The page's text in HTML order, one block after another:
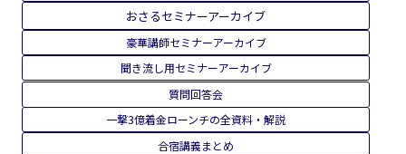
おさるセミナーアーカイブ
豪華講師セミナーアーカイブ
聞き流し用セミナーアーカイブ
質問回答会
一撃3億着金ローンチの全資料・解説
合宿講義まとめ